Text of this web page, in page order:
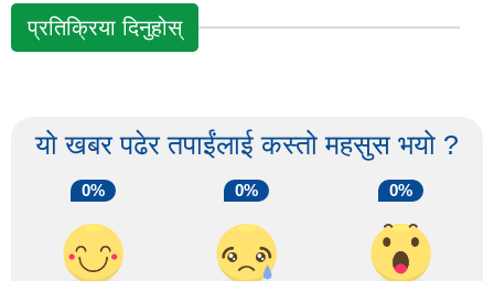
प्रतिक्रिया दिनुहोस्
यो खबर पढेर तपाईंलाई कस्तो महसुस भयो ?
0% 0% 0%